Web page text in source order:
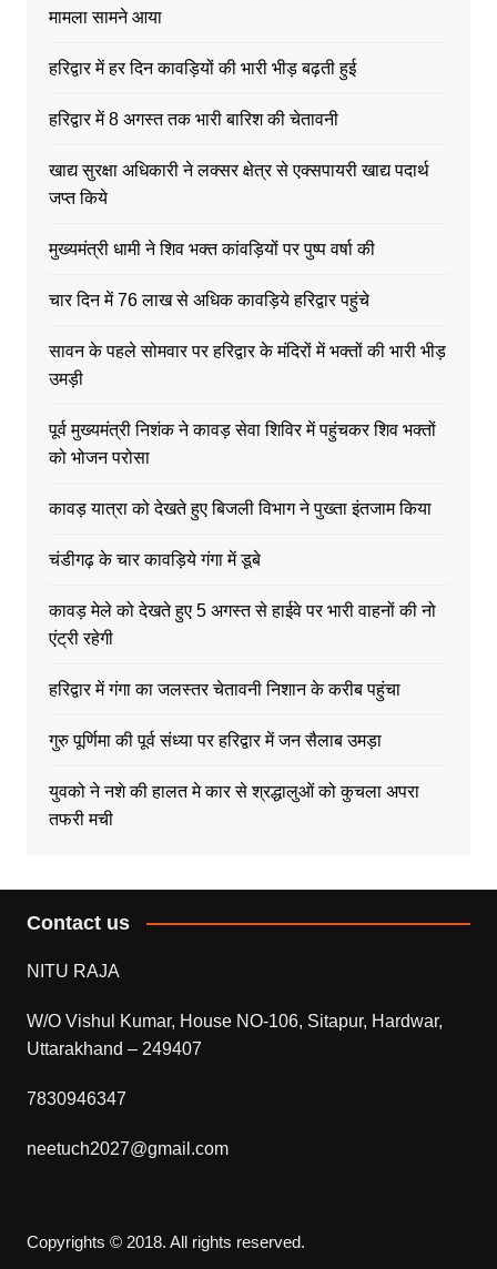
मामला सामने आया
हरिद्वार में हर दिन कावड़ियों की भारी भीड़ बढ़ती हुई
हरिद्वार में 8 अगस्त तक भारी बारिश की चेतावनी
खाद्य सुरक्षा अधिकारी ने लक्सर क्षेत्र से एक्सपायरी खाद्य पदार्थ
जप्त किये
मुख्यमंत्री धामी ने शिव भक्त कांवड़ियों पर पुष्प वर्षा की
चार दिन में 76 लाख से अधिक कावड़िये हरिद्वार पहुंचे
सावन के पहले सोमवार पर हरिद्वार के मंदिरों में भक्तों की भारी भीड़
उमड़ी
पूर्व मुख्यमंत्री निशंक ने कावड़ सेवा शिविर में पहुंचकर शिव भक्तों
को भोजन परोसा
कावड़ यात्रा को देखते हुए बिजली विभाग ने पुख्ता इंतजाम किया
चंडीगढ़ के चार कावड़िये गंगा में डूबे
कावड़ मेले को देखते हुए 5 अगस्त से हाईवे पर भारी वाहनों की नो
एंट्री रहेगी
हरिद्वार में गंगा का जलस्तर चेतावनी निशान के करीब पहुंचा
गुरु पूर्णिमा की पूर्व संध्या पर हरिद्वार में जन सैलाब उमड़ा
युवको ने नशे की हालत मे कार से श्रद्धालुओं को कुचला अपरा
तफरी मची
Contact us
NITU RAJA
W/O Vishul Kumar, House NO-106, Sitapur, Hardwar,
Uttarakhand – 249407
7830946347
neetuch2027@gmail.com
Copyrights © 2018. All rights reserved.